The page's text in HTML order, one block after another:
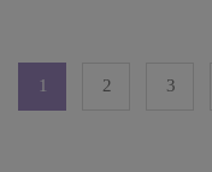
1 2 3